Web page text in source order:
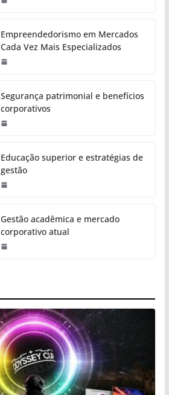
Empreendedorismo em Mercados
Cada Vez Mais Especializados
Segurança patrimonial e benefícios
corporativos
Educação superior e estratégias de
gestão
Gestão acadêmica e mercado
corporativo atual